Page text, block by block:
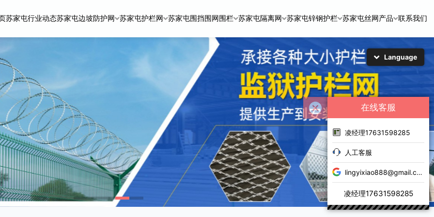
苏家屯行业动态苏家屯边坡防护网 苏家屯护栏网 苏家屯围挡围网围栏 苏家屯隔离网 苏家屯锌钢护栏 苏家屯丝网产品 联系我们
在线客服
凌经理17631598285
人工客服
lingyixiao888@gmail.com
凌经理17631598285
Language
简体中文
English
日本語
한국어